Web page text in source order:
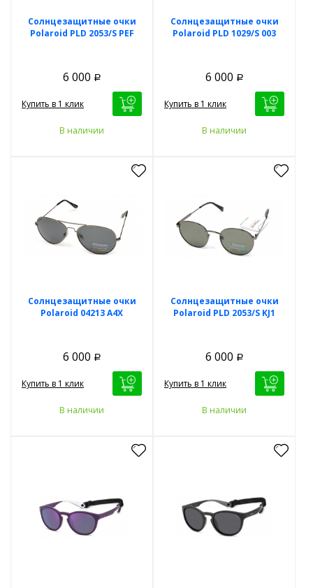
Солнцезащитные очки
Polaroid PLD 2053/S PEF
6 000 Р
Купить в 1 клик
В наличии
Солнцезащитные очки
Polaroid PLD 1029/S 003
6 000 Р
Купить в 1 клик
В наличии
Солнцезащитные очки
Polaroid 04213 A4X
6 000 Р
Купить в 1 клик
В наличии
Солнцезащитные очки
Polaroid PLD 2053/S KJ1
6 000 Р
Купить в 1 клик
В наличии